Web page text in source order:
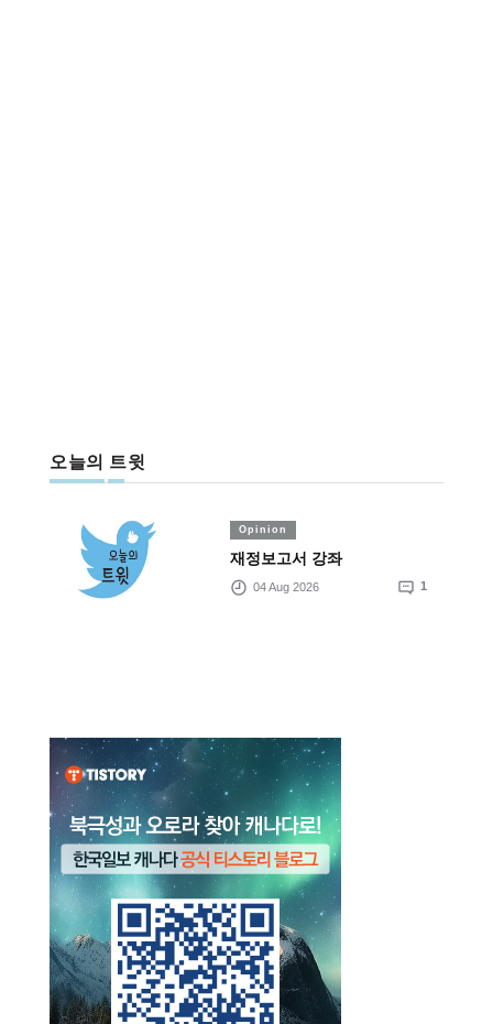
오늘의 트윗
Opinion
재정보고서 강좌
04 Aug 2026 1